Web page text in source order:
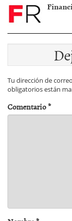
Tu dirección de
obligatorios están
Comentario*